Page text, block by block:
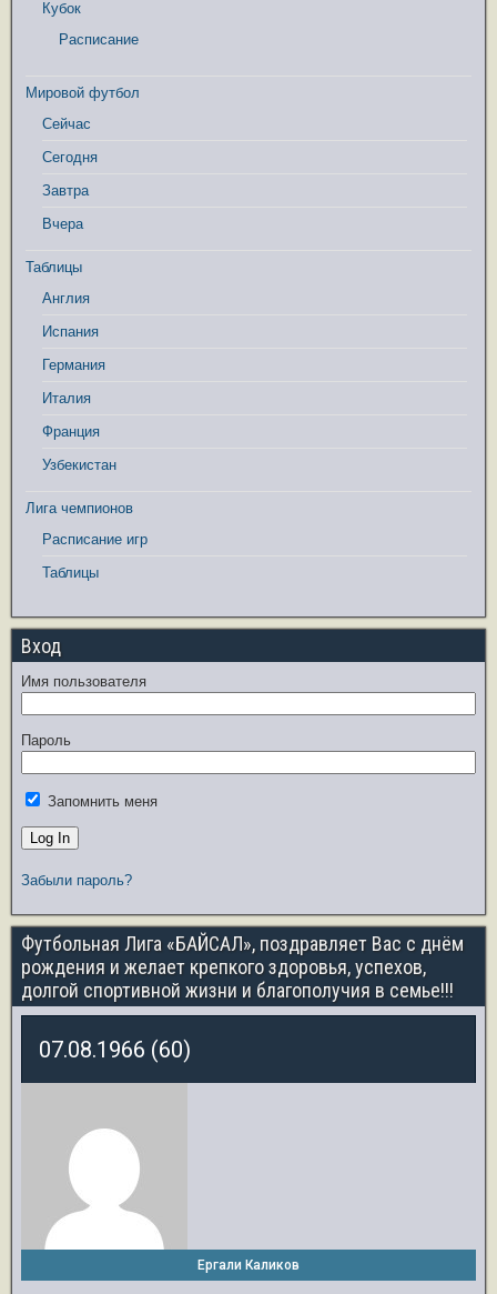
Кубок
Расписание
Мировой футбол
Сейчас
Сегодня
Завтра
Вчера
Таблицы
Англия
Испания
Германия
Италия
Франция
Узбекистан
Лига чемпионов
Расписание игр
Таблицы
Вход
Имя пользователя
Пароль
Запомнить меня
Забыли пароль?
Футбольная Лига «БАЙСАЛ», поздравляет Вас с днём
рождения и желает крепкого здоровья, успехов,
долгой спортивной жизни и благополучия в семье!!!
07.08.1966 (60)
Ергали Каликов